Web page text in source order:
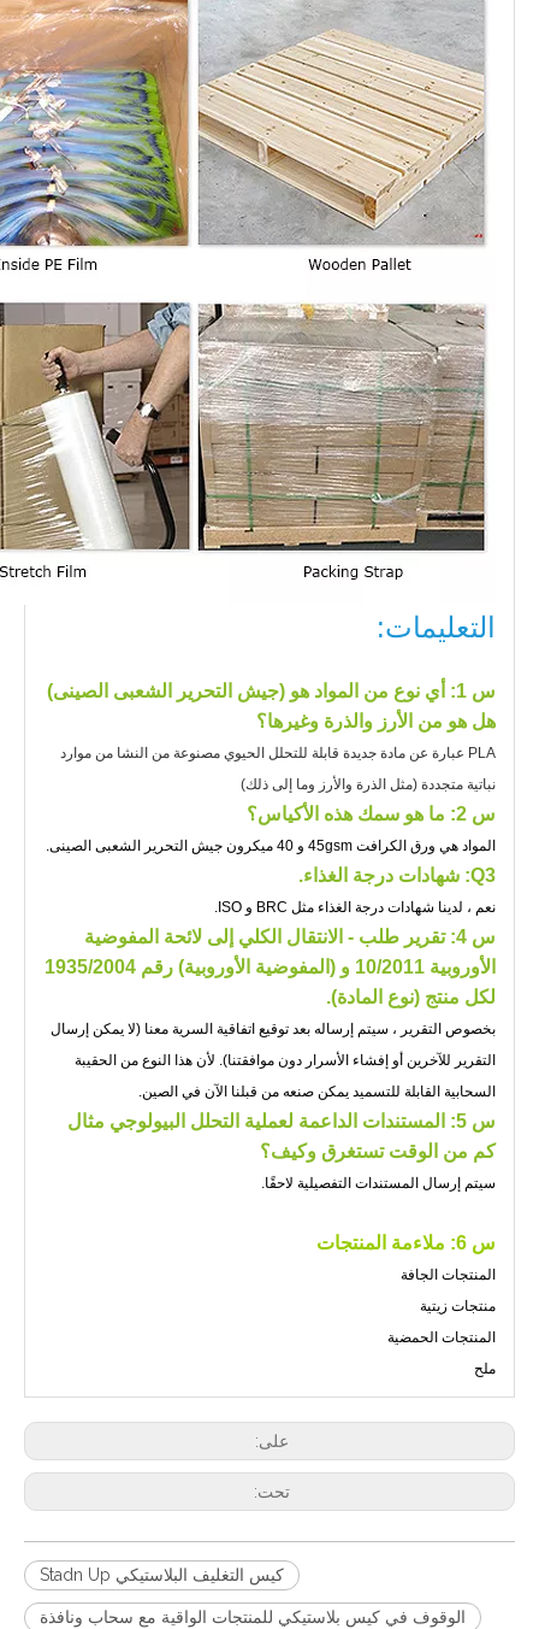
التعليمات:
س 1
: أي نوع من المواد هو (جيش التحرير الشعبى الصينى)
هل هو من الأرز والذرة وغيرها؟
PLA عبارة عن مادة جديدة قابلة للتحلل الحيوي مصنوعة من النشا من موارد
نباتية متجددة (مثل الذرة والأرز وما إلى ذلك)
س 2: ما هو سمك هذه الأكياس؟
المواد هي ورق الكرافت 45gsm و 40 ميكرون جيش التحرير الشعبى الصينى.
Q3: شهادات درجة الغذاء.
نعم ، لدينا شهادات درجة الغذاء مثل BRC و ISO.
س 4: تقرير طلب - الانتقال الكلي إلى لائحة المفوضية
الأوروبية 10/2011 و (المفوضية الأوروبية) رقم 1935/2004
لكل منتج (نوع المادة).
بخصوص التقرير ، سيتم إرساله بعد توقيع اتفاقية السرية معنا (لا يمكن إرسال
التقرير للآخرين أو إفشاء الأسرار دون موافقتنا). لأن هذا النوع من الحقيبة
السحابية القابلة للتسميد يمكن صنعه من قبلنا الآن في الصين.
س 5: المستندات الداعمة لعملية التحلل البيولوجي مثال
كم من الوقت تستغرق وكيف؟
سيتم إرسال المستندات التفصيلية لاحقًا.
س 6: ملاءمة المنتجات
المنتجات الجافة
منتجات زيتية
المنتجات الحمضية
ملح
على:
تحت:
كيس التغليف البلاستيكي Stadn Up
الوقوف في كيس بلاستيكي للمنتجات الواقية مع سحاب ونافذة